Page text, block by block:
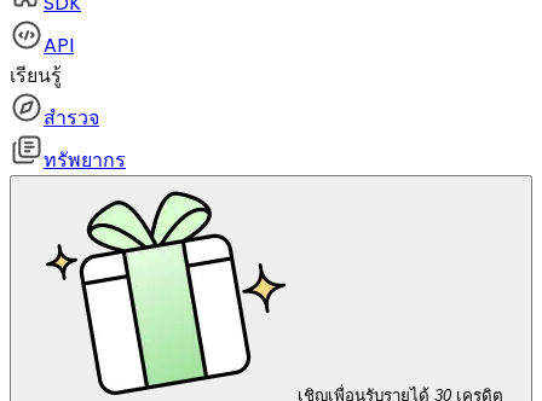
API
เรียนรู้
สำรวจ
ทรัพยากร
เชิญเพื่อนรับรายได้ 30 เครดิต